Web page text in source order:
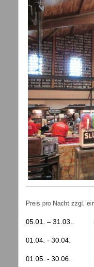
Preis pro Nacht zzgl.
05.01. – 31.03..
01.04. - 30.04.
01.05. - 30.06.